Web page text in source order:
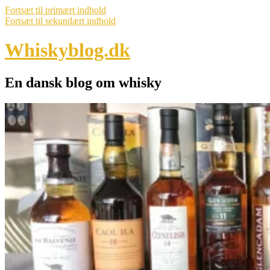
Fortsæt til primært indhold
Fortsæt til sekundært indhold
Whiskyblog.dk
En dansk blog om whisky